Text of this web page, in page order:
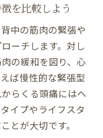
活用術まとめ
わせる最適な活
の技術と特徴
効果を最大化す
ドスパのケア
を比較しよう
中の筋肉の緊張や
ーチします。対し
の緩和を図り、心
ば慢性的な緊張型
らくる頭痛にはヘ
イプやライフスタ
とが大切です。